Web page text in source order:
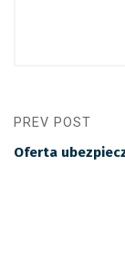
PREV POST
Oferta